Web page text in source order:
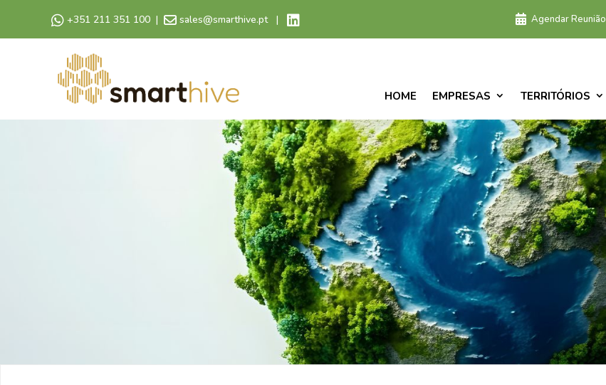
+351 211 351 100 | sales@smarthive.pt| Agendar Reunião
HOME EMPRESAS TERRITÓRIOS